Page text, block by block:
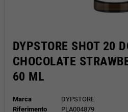
DYPSTORE SHOT 20
CHOCOLATE
60 ML
Marca
DYPSTORE
Riferimento
PLA004879